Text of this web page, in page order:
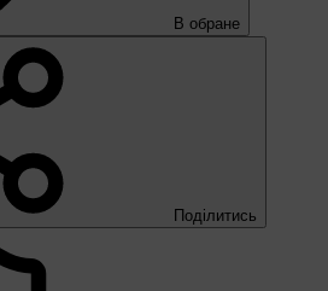
В обране
Поділитись